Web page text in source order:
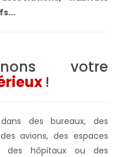
votre
!
des bureaux, des
avions, des espaces
des hôpitaux ou des